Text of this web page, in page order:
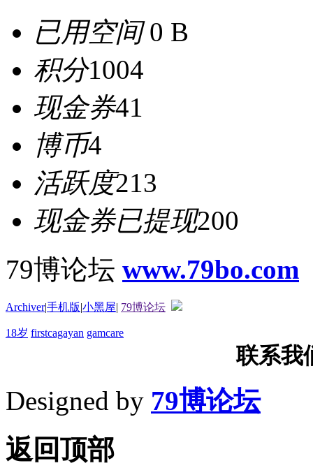
已用空间0 B
积分1004
现金券41
博币4
活跃度213
现金券已提现200
79博论坛 www.79bo.com
Archiver|手机版|小黑屋| 79博论坛
18岁 firstcagayan gamcare
联系我
Designed by 79博论坛
返回顶部